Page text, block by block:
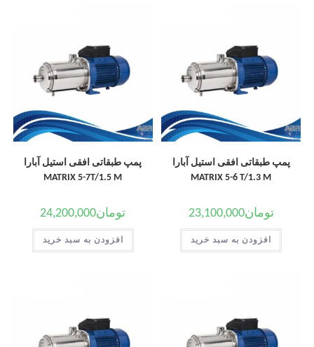
پمپ طبقاتی افقی استیل آبارا
MATRIX 5-6 T/1.3 M
تومان23,100,000
افزودن به سبد خرید
پمپ طبقاتی افقی استیل آبارا
MATRIX 5-7T/1.5 M
تومان24,200,000
افزودن به سبد خرید